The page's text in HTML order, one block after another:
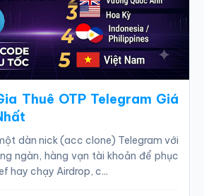
Thuê OTP Telegram Giá
dàn nick (acc clone) Telegram với
ngàn, hàng vạn tài khoản để phục
hay chạy Airdrop, c...